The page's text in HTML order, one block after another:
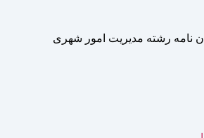
نامه رشته مدیریت امور شهری